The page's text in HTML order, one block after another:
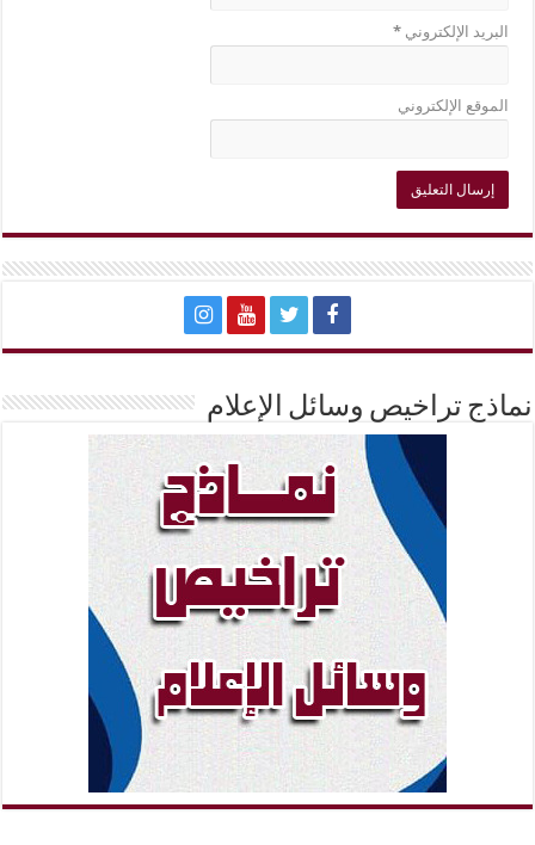
البريد الإلكتروني*
الموقع الإلكتروني
نماذج تراخيص وسائل الإعلام